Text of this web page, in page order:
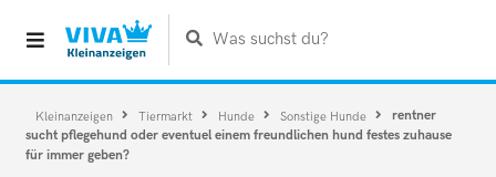
Was suchst du?
Kleinanzeigen Tiermarkt Hunde Sonstige Hunde
rentner
sucht pflegehund oder eventuel einem freundlichen hund festes zuhause
für immer geben?